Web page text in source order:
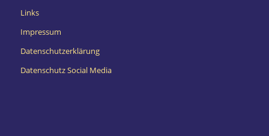
Links
Impressum
Datenschutzerklärung
Datenschutz Social Media